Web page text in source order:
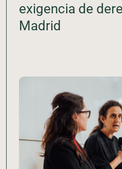
exigencia de
Madrid